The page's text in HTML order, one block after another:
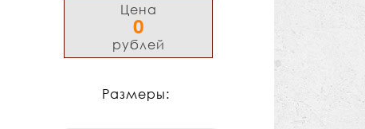
Цена
0
рублей
Размеры: